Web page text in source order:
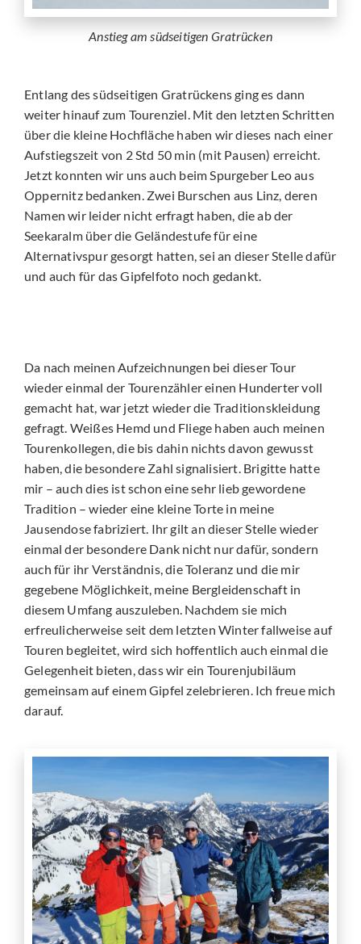
Anstieg am südseitigen Gratrücken
Entlang des südseitigen Gratrückens ging es dann
weiter hinauf zum Tourenziel. Mit den letzten Schritten
über die kleine Hochfläche haben wir dieses nach einer
Aufstiegszeit von 2 Std 50 min (mit Pausen) erreicht.
Jetzt konnten wir uns auch beim Spurgeber Leo aus
Oppernitz bedanken. Zwei Burschen aus Linz, deren
Namen wir leider nicht erfragt haben, die ab der
Seekaralm über die Geländestufe für eine
Alternativspur gesorgt hatten, sei an dieser Stelle dafür
und auch für das Gipfelfoto noch gedankt.
Da nach meinen Aufzeichnungen bei dieser Tour
wieder einmal der Tourenzähler einen Hunderter voll
gemacht hat, war jetzt wieder die Traditionskleidung
gefragt. Weißes Hemd und Fliege haben auch meinen
Tourenkollegen, die bis dahin nichts davon gewusst
haben, die besondere Zahl signalisiert. Brigitte hatte
mir – auch dies ist schon eine sehr lieb gewordene
Tradition – wieder eine kleine Torte in meine
Jausendose fabriziert. Ihr gilt an dieser Stelle wieder
einmal der besondere Dank nicht nur dafür, sondern
auch für ihr Verständnis, die Toleranz und die mir
gegebene Möglichkeit, meine Bergleidenschaft in
diesem Umfang auszuleben. Nachdem sie mich
erfreulicherweise seit dem letzten Winter fallweise auf
Touren begleitet, wird sich hoffentlich auch einmal die
Gelegenheit bieten, dass wir ein Tourenjubiläum
gemeinsam auf einem Gipfel zelebrieren. Ich freue mich
darauf.